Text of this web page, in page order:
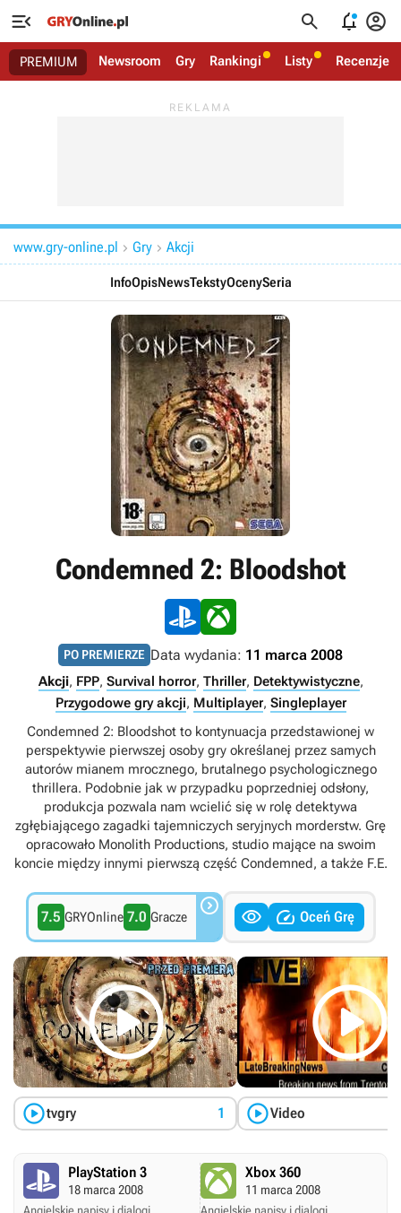
   
PREMIUM Newsroom Gry Rankingi Listy Recenzje
www.gry-online.pl  Gry  Akcji
InfoOpisNewsTekstyOcenySeria
Condemned 2: Bloodshot
PO PREMIERZE Data wydania: 11 marca 2008
Akcji, FPP, Survival horror, Thriller, Detektywistyczne,
Przygodowe gry akcji, Multiplayer, Singleplayer
Condemned 2: Bloodshot to kontynuacja przedstawionej w
perspektywie pierwszej osoby gry określanej przez samych
autorów mianem mrocznego, brutalnego psychologicznego
thrillera. Podobnie jak w przypadku poprzedniej odsłony,
produkcja pozwala nam wcielić się w rolę detektywa
zgłębiającego zagadki tajemniczych seryjnych morderstw. Grę
opracowało Monolith Productions, studio mające na swoim
koncie między innymi pierwszą część Condemned, a także F.E.
7.5 GRYOnline 7.0 Gracze    Oceń Grę

tvgry 1

Video
PlayStation 3
18 marca 2008
Xbox 360
11 marca 2008